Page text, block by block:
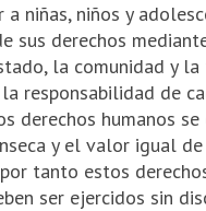
a niñas, niños y
sus derechos
la comunidad y
responsabilidad de
derechos humanos se
y el valor igual
tanto estos
ser ejercidos sin